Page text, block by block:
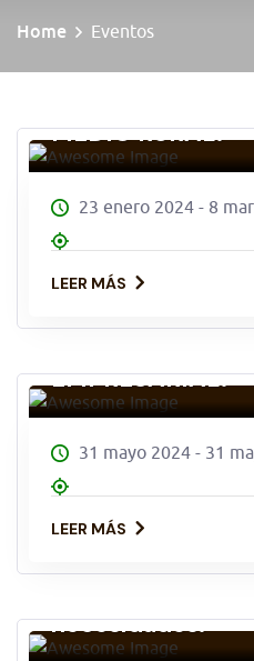
Home Eventos
CURSO:
MEDIO RURAL.
23 enero 2024 - 8
LEER MÁS
EMPRESARIAL.
31 mayo 2024 - 31
LEER MÁS
necesidades.